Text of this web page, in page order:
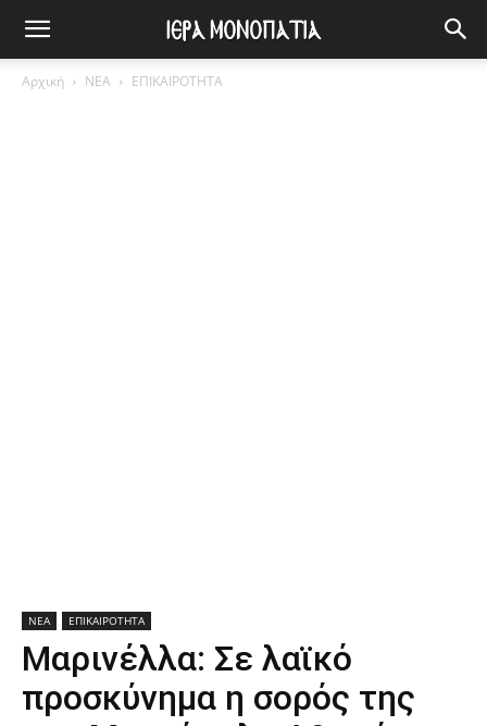
Αρχική ΝΕΑ ΕΠΙΚΑΙΡΟΤΗΤΑ
ΝΕΑ ΕΠΙΚΑΙΡΟΤΗΤΑ
Μαρινέλλα: Σε λαϊκό
προσκύνημα η σορός της